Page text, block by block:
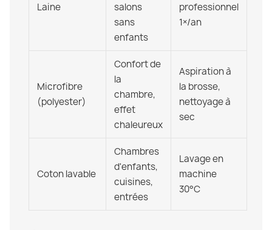
Laine
salons
sans
enfants
professionnel
1×/an
Microfibre
(polyester)
Confort de
la
chambre,
effet
chaleureux
Aspiration à
la brosse,
nettoyage à
sec
Coton lavable
Chambres
d'enfants,
cuisines,
entrées
Lavage en
machine
30°C